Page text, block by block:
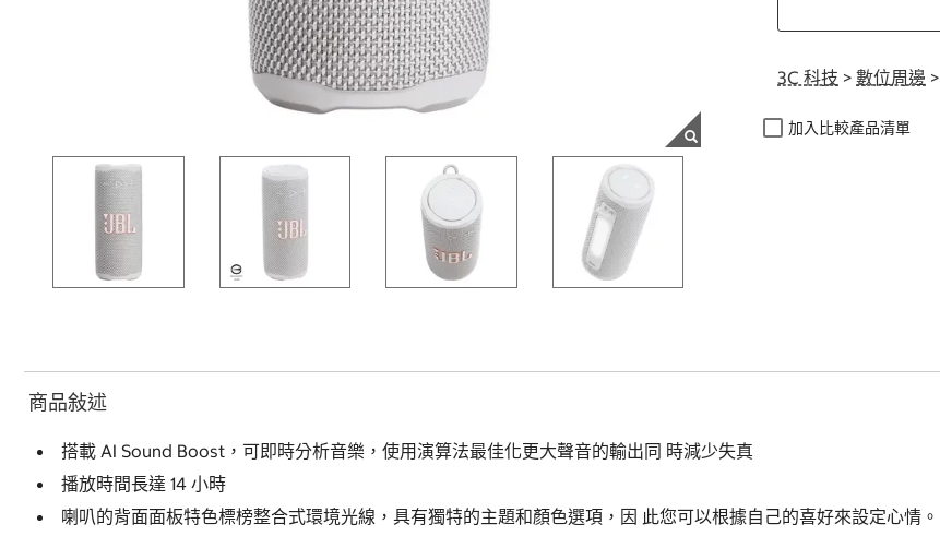
3C 科技 > 數位周邊 >
加入比較產品清單
商品敍述
搭載 AI Sound Boost，可即時分析音樂，使用演算法最佳化更大聲音的輸出同 時減少失真
播放時間長達 14 小時
喇叭的背面面板特色標榜整合式環境光線，具有獨特的主題和顏色選項，因 此您可以根據自己的喜好來設定心情。